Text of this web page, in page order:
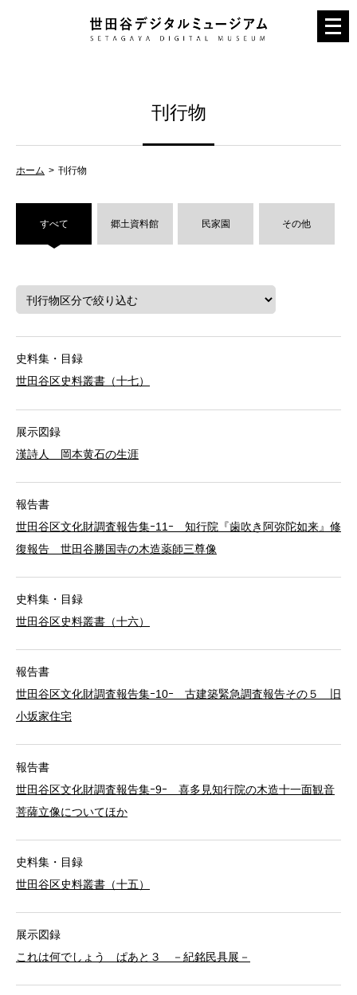
メ
ニ
刊行物
ホーム 刊行物
すべて 郷土資料館 民家園 その他
史料集・目録
世田谷区史料叢書（十七）
展示図録
漢詩人 岡本黄石の生涯
報告書
世田谷区文化財調査報告集ｰ11ｰ 知行院『歯吹き阿弥陀如来』修
復報告 世田谷勝国寺の木造薬師三尊像
史料集・目録
世田谷区史料叢書（十六）
報告書
世田谷区文化財調査報告集ｰ10ｰ 古建築緊急調査報告その５ 旧
小坂家住宅
報告書
世田谷区文化財調査報告集ｰ9ｰ 喜多見知行院の木造十一面観音
菩薩立像についてほか
史料集・目録
世田谷区史料叢書（十五）
展示図録
これは何でしょう ぱあと３ －紀銘民具展－